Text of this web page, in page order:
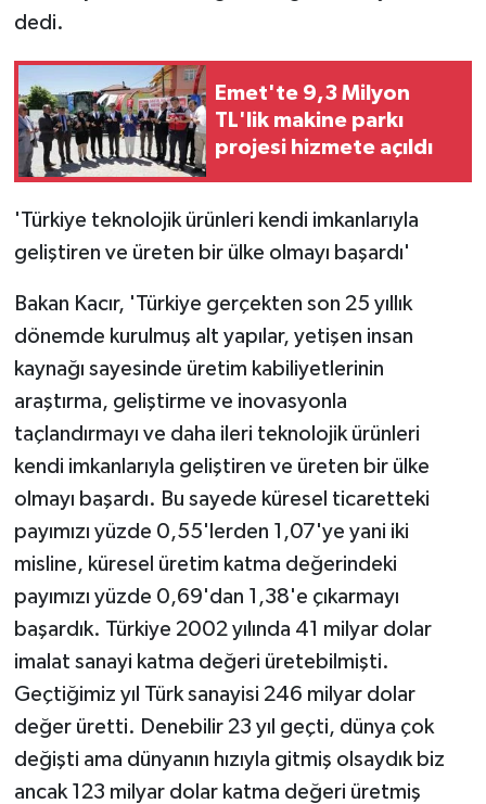
dedi.
Emet'te 9,3 Milyon
TL'lik makine parkı
projesi hizmete açıldı
'Türkiye teknolojik ürünleri kendi imkanlarıyla
geliştiren ve üreten bir ülke olmayı başardı'
Bakan Kacır, 'Türkiye gerçekten son 25 yıllık
dönemde kurulmuş alt yapılar, yetişen insan
kaynağı sayesinde üretim kabiliyetlerinin
araştırma, geliştirme ve inovasyonla
taçlandırmayı ve daha ileri teknolojik ürünleri
kendi imkanlarıyla geliştiren ve üreten bir ülke
olmayı başardı. Bu sayede küresel ticaretteki
payımızı yüzde 0,55'lerden 1,07'ye yani iki
misline, küresel üretim katma değerindeki
payımızı yüzde 0,69'dan 1,38'e çıkarmayı
başardık. Türkiye 2002 yılında 41 milyar dolar
imalat sanayi katma değeri üretebilmişti.
Geçtiğimiz yıl Türk sanayisi 246 milyar dolar
değer üretti. Denebilir 23 yıl geçti, dünya çok
değişti ama dünyanın hızıyla gitmiş olsaydık biz
ancak 123 milyar dolar katma değeri üretmiş